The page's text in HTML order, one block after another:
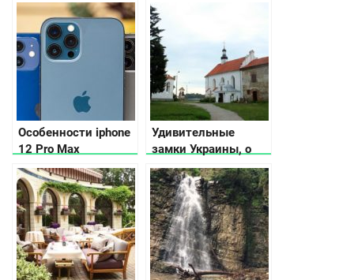
красоту
Особенности iphone
12 Pro Max
Удивительные
замки Украины, о
которых вы не
знали